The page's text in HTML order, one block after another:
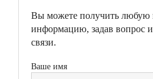
Вы можете получить любую
информацию, задав вопрос и
связи.
Ваше имя